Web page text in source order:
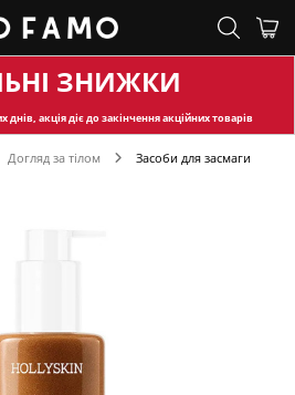
ЗНИЖКИ
днів, акція діє до закінчення акційних товарів
Догляд за тілом Засоби для засмаги